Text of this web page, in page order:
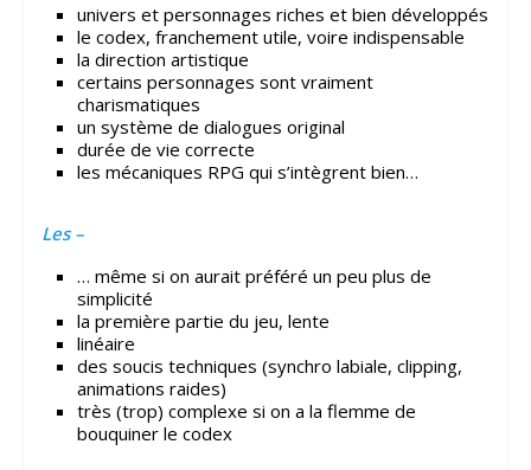
univers et personnages riches et bien développés
le codex, franchement utile, voire indispensable
la direction artistique
certains personnages sont vraiment
charismatiques
un système de dialogues original
durée de vie correcte
les mécaniques RPG qui s’intègrent bien…
Les –
… même si on aurait préféré un peu plus de
simplicité
la première partie du jeu, lente
linéaire
des soucis techniques (synchro labiale, clipping,
animations raides)
très (trop) complexe si on a la flemme de
bouquiner le codex